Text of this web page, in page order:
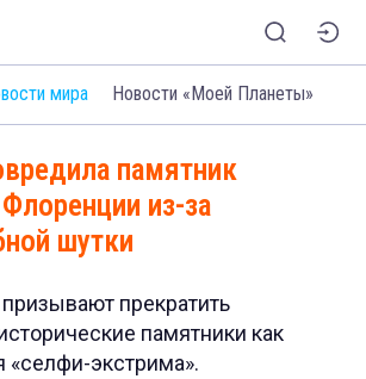
мира Новости «Моей Планеты»
памятник
из-за
шутки
прекратить
памятники как
«селфи-экстрима».